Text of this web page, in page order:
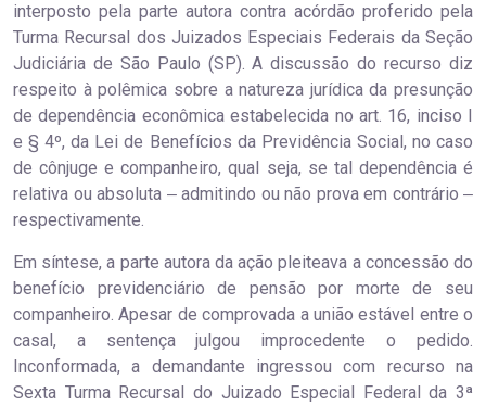
interposto pela parte autora contra acórdão proferido pela
Turma Recursal dos Juizados Especiais Federais da Seção
Judiciária de São Paulo (SP). A discussão do recurso diz
respeito à polêmica sobre a natureza jurídica da presunção
de dependência econômica estabelecida no art. 16, inciso I
e § 4º, da Lei de Benefícios da Previdência Social, no caso
de cônjuge e companheiro, qual seja, se tal dependência é
relativa ou absoluta ‒ admitindo ou não prova em contrário ‒
respectivamente.
Em síntese, a parte autora da ação pleiteava a concessão do
benefício previdenciário de pensão por morte de seu
companheiro. Apesar de comprovada a união estável entre o
casal, a sentença julgou improcedente o pedido.
Inconformada, a demandante ingressou com recurso na
Sexta Turma Recursal do Juizado Especial Federal da 3ª